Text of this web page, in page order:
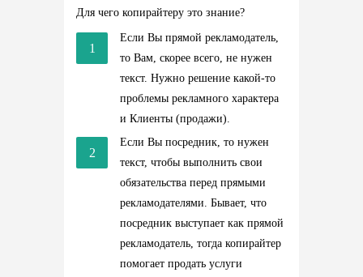
Для чего копирайтеру это знание?
Если Вы прямой рекламодатель,
то Вам, скорее всего, не нужен
текст. Нужно решение какой-то
проблемы рекламного характера
и Клиенты (продажи).
Если Вы посредник, то нужен
текст, чтобы выполнить свои
обязательства перед прямыми
рекламодателями. Бывает, что
посредник выступает как прямой
рекламодатель, тогда копирайтер
помогает продать услуги